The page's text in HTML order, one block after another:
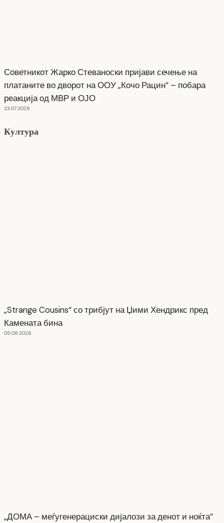
Советникот Жарко Стеваноски пријави сечење на
платаните во дворот на ООУ „Кочо Рацин“ – побара
реакција од МВР и ОЈО
23.07.2026
Култура
„Strange Cousins“ со трибјут на Џими Хендрикс пред
Камената бина
05.08.2026
„ДОМА – меѓугенерациски дијалози за денот и ноќта“